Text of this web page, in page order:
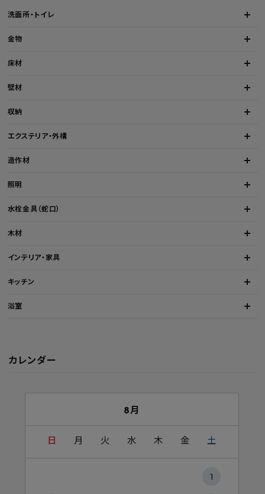
洗面所・トイレ
金物
床材
壁材
収納
エクステリア・外構
造作材
照明
水栓金具（蛇口）
木材
インテリア・家具
キッチン
浴室
カレンダー
8月
日 月 火 水 木 金 土
1